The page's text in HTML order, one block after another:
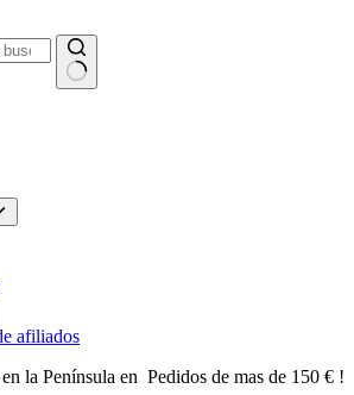
afiliados
la Península en Pedidos de mas de 150 € !